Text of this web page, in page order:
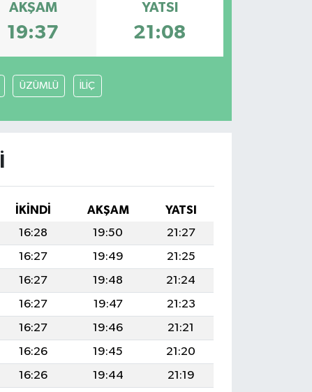
AKŞAM
19:37
YATSI
21:08
ÜZÜMLÜ İLİÇ
İKINDI AKŞAM
YATSI
16:28 19:50
21:27
16:27 19:49
21:25
16:27 19:48
21:24
16:27 19:47
21:23
16:27 19:46
21:21
16:26 19:45
21:20
16:26 19:44
21:19